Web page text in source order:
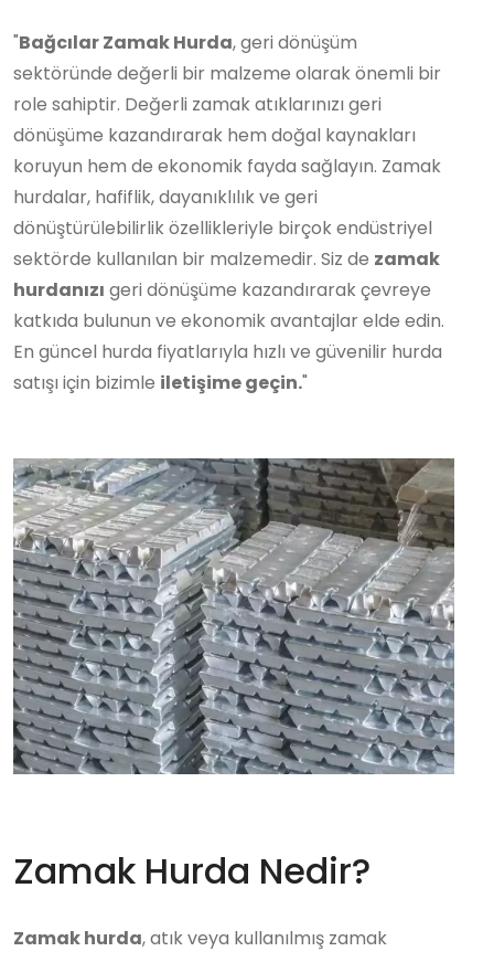
"Bağcılar Zamak Hurda, geri dönüşüm
sektöründe değerli bir malzeme olarak önemli bir
role sahiptir. Değerli zamak atıklarınızı geri
dönüşüme kazandırarak hem doğal kaynakları
koruyun hem de ekonomik fayda sağlayın. Zamak
hurdalar, hafiflik, dayanıklılık ve geri
dönüştürülebilirlik özellikleriyle birçok endüstriyel
sektörde kullanılan bir malzemedir. Siz de zamak
hurdanızı geri dönüşüme kazandırarak çevreye
katkıda bulunun ve ekonomik avantajlar elde edin.
En güncel hurda fiyatlarıyla hızlı ve güvenilir hurda
satışı için bizimle iletişime geçin."
Zamak Hurda Nedir?
Zamak hurda, atık veya kullanılmış zamak